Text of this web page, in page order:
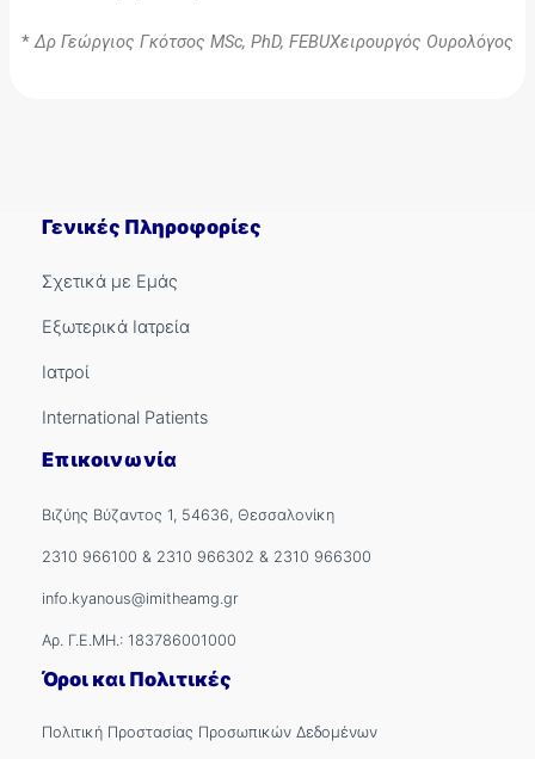
*Δρ Γεώργιος Γκότσος MSc, PhD, FEBUΧειρουργός Ουρολόγος
Γενικές Πληροφορίες
Σχετικά με Εμάς
Εξωτερικά Ιατρεία
Ιατροί
International Patients
Επικοινωνία
Βιζύης Βύζαντος 1, 54636, Θεσσαλονίκη
2310 966100 & 2310 966302 & 2310 966300
info.kyanous@imitheamg.gr
Αρ. Γ.Ε.ΜΗ.: 183786001000
Όροι και Πολιτικές
Πολιτική Προστασίας Προσωπικών Δεδομένων